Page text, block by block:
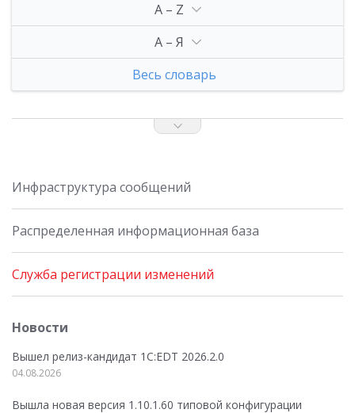
A – Z
А – Я
Весь словарь
Инфраструктура сообщений
Распределенная информационная база
Служба регистрации изменений
Новости
Вышел релиз-кандидат 1C:EDT 2026.2.0
04.08.2026
Вышла новая версия 1.10.1.60 типовой конфигурации